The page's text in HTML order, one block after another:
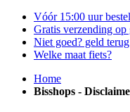
Vóór 15:00 uur
Gratis verzending op
Niet goed? geld terug
Welke maat fiets?
Home
Bisshops -